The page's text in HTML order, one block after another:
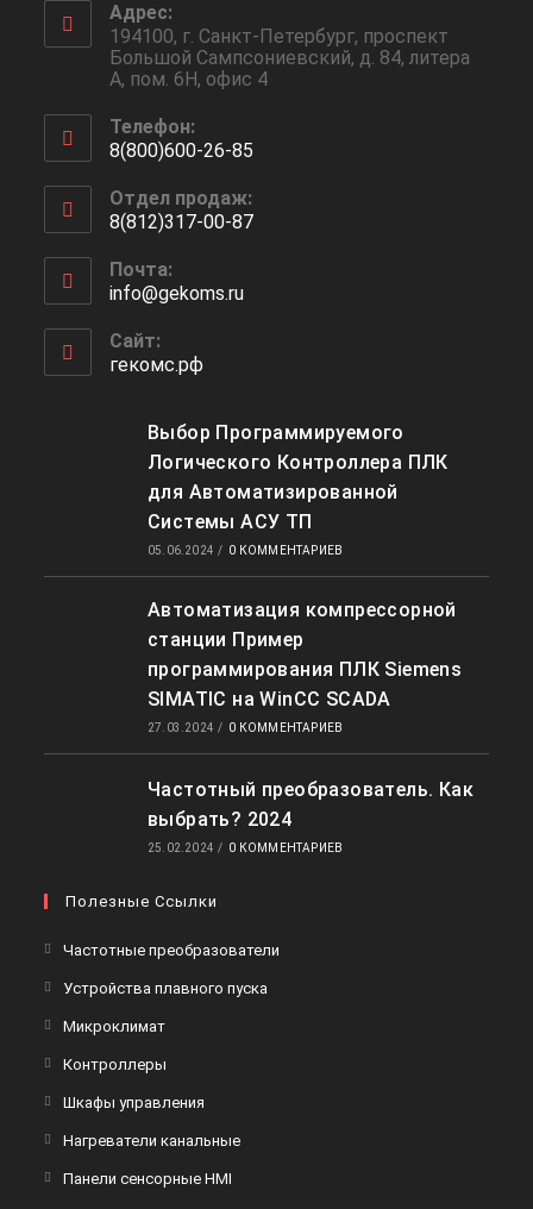
Адрес:
194100, г. Санкт-Петербург, проспект
Большой Сампсониевский, д. 84, литера
А, пом. 6Н, офис 4
Телефон:
8(800)600-26-85
Отдел продаж:
8(812)317-00-87
Почта:
info@gekoms.ru
Сайт:
гекомс.рф
Выбор Программируемого
Логического Контроллера ПЛК
для Автоматизированной
Системы АСУ ТП
05.06.2024 / 0 КОММЕНТАРИЕВ
Автоматизация компрессорной
станции Пример
программирования ПЛК Siemens
SIMATIC на WinCC SCADA
27.03.2024 / 0 КОММЕНТАРИЕВ
Частотный преобразователь. Как
выбрать? 2024
25.02.2024 / 0 КОММЕНТАРИЕВ
Полезные Ссылки
Частотные преобразователи
Устройства плавного пуска
Микроклимат
Контроллеры
Шкафы управления
Нагреватели канальные
Панели сенсорные HMI